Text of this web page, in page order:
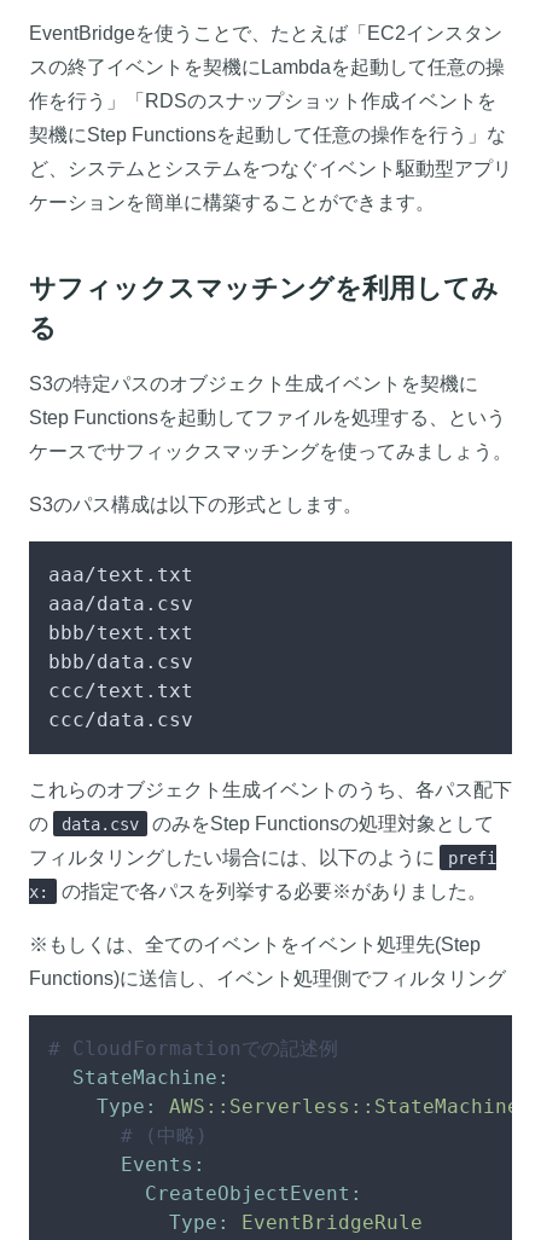
EventBridgeを使うことで、たとえば「EC2インスタン
スの終了イベントを契機にLambdaを起動して任意の操
作を行う」「RDSのスナップショット作成イベントを
契機にStep Functionsを起動して任意の操作を行う」な
ど、システムとシステムをつなぐイベント駆動型アプリ
ケーションを簡単に構築することができます。
サフィックスマッチングを利用してみ
る
S3の特定パスのオブジェクト生成イベントを契機に
Step Functionsを起動してファイルを処理する、という
ケースでサフィックスマッチングを使ってみましょう。
S3のパス構成は以下の形式とします。
aaa/text.txt
aaa/data.csv
bbb/text.txt
bbb/data.csv
ccc/text.txt
ccc/data.csv
これらのオブジェクト生成イベントのうち、各パス配下
の
data.csv
のみをStep Functionsの処理対象として
フィルタリングしたい場合には、以下のように
prefi
x:
の指定で各パスを列挙する必要※がありました。
※もしくは、全てのイベントをイベント処理先(Step
Functions)に送信し、イベント処理側でフィルタリング
# CloudFormationでの記述例
StateMachine:
Type:
AWS::Serverless::StateMachine
# (中略)
Events:
CreateObjectEvent:
Type:
EventBridgeRule